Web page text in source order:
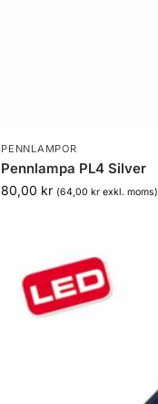
PENNLAMPOR
Pennlampa PL4 Silver
80,00 kr (64,00kr exkl. moms)